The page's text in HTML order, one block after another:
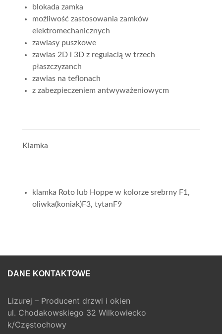
blokada zamka
możliwość zastosowania zamków
elektromechanicznych
zawiasy puszkowe
zawias 2D i 3D z regulacią w trzech
płaszczyzanch
zawias na teflonach
z zabezpieczeniem antwyważeniowycm
Klamka
klamka Roto lub Hoppe w kolorze srebrny F1,
oliwka(koniak)F3, tytanF9
DANE KONTAKTOWE
Lizurej – Producent drzwi i okien
ul. Chodakowskiego 32 Wilkowiecko
k/Częstochowy